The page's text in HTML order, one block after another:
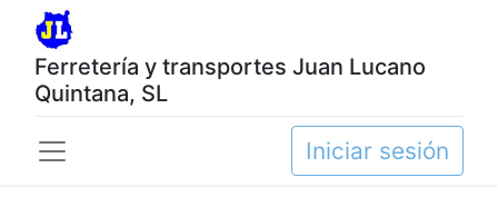
Ferretería y transportes Juan Lucano
Quintana, SL
Iniciar sesión